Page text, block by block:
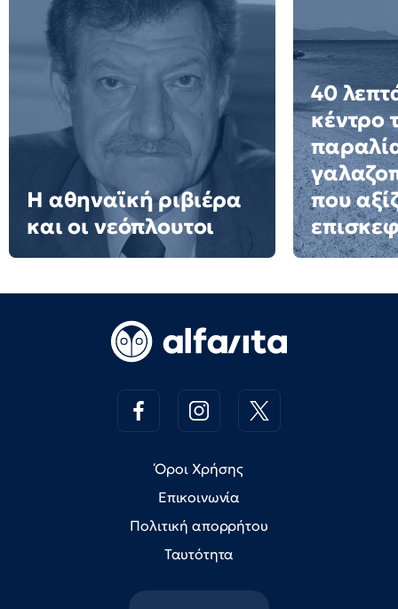
Η αθηναϊκή ριβιέρα
και οι νεόπλουτοι
40
κέντρο
που
Όροι Χρήσης
Επικοινωνία
Πολιτική απορρήτου
Ταυτότητα